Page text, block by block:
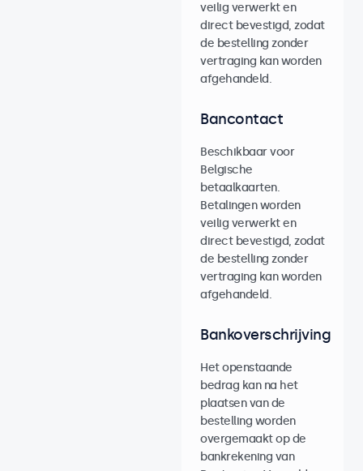
veilig verwerkt en
direct bevestigd, zodat
de bestelling zonder
vertraging kan worden
afgehandeld.
Bancontact
Beschikbaar voor
Belgische
betaalkaarten.
Betalingen worden
veilig verwerkt en
direct bevestigd, zodat
de bestelling zonder
vertraging kan worden
afgehandeld.
Bankoverschrijving
Het openstaande
bedrag kan na het
plaatsen van de
bestelling worden
overgemaakt op de
bankrekening van